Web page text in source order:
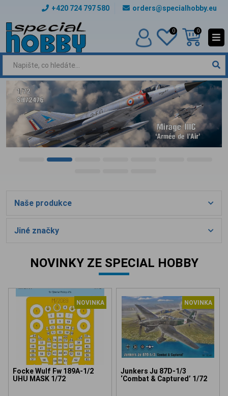
orders@specialhobby.eu
+420 724 797 580
0 0
Naše produkce
Jiné značky
NOVINKY ZE SPECIAL HOBBY
NOVINKA
Focke Wulf Fw 189A-1/2
UHU MASK 1/72
NOVINKA
Junkers Ju 87D-1/3
‘Combat & Captured’ 1/72